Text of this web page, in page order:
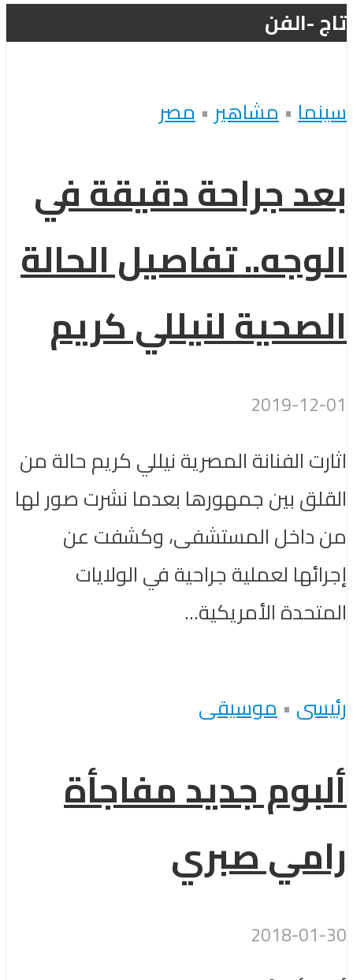
تاج -الفن
سينما•مشاهير•مصر
بعد جراحة دقيقة في
الوجه.. تفاصيل الحالة
الصحية لنيللي كريم
2019-12-01
اثارت الفنانة المصرية نيللي كريم حالة من
القلق بين جمهورها بعدما نشرت صور لها
من داخل المستشفى، وكشفت عن
إجرائها لعملية جراحية في الولايات
المتحدة الأمريكية...
رئيسى •موسيقى
ألبوم جديد مفاجأة
رامي صبري
2018-01-30